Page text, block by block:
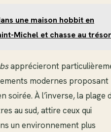
une maison hobbit en
Michel et chasse au trésor
apprécieront
modernes proposant
soirée. À l’inverse, la plage
au sud, attire ceux qui
un environnement plus